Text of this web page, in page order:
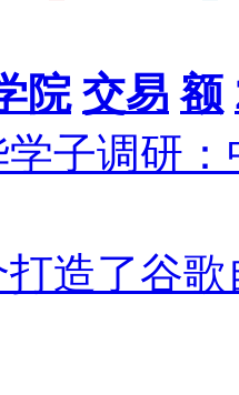
院 交易 额
子调研
打造了谷